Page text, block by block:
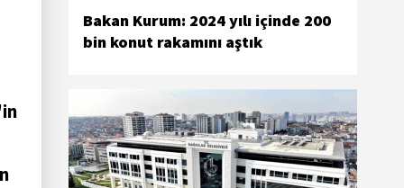
Bakan Kurum: 2024 yılı içinde 200
bin konut rakamını aştık